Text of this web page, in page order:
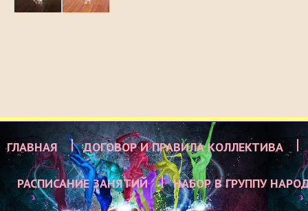
ГЛАВНАЯ ДОГОВОР И ПРАВИЛА КОЛЛЕКТИВА
РАСПИСАНИЕ ЗАНЯТИЙ НАБОР В ГРУППУ